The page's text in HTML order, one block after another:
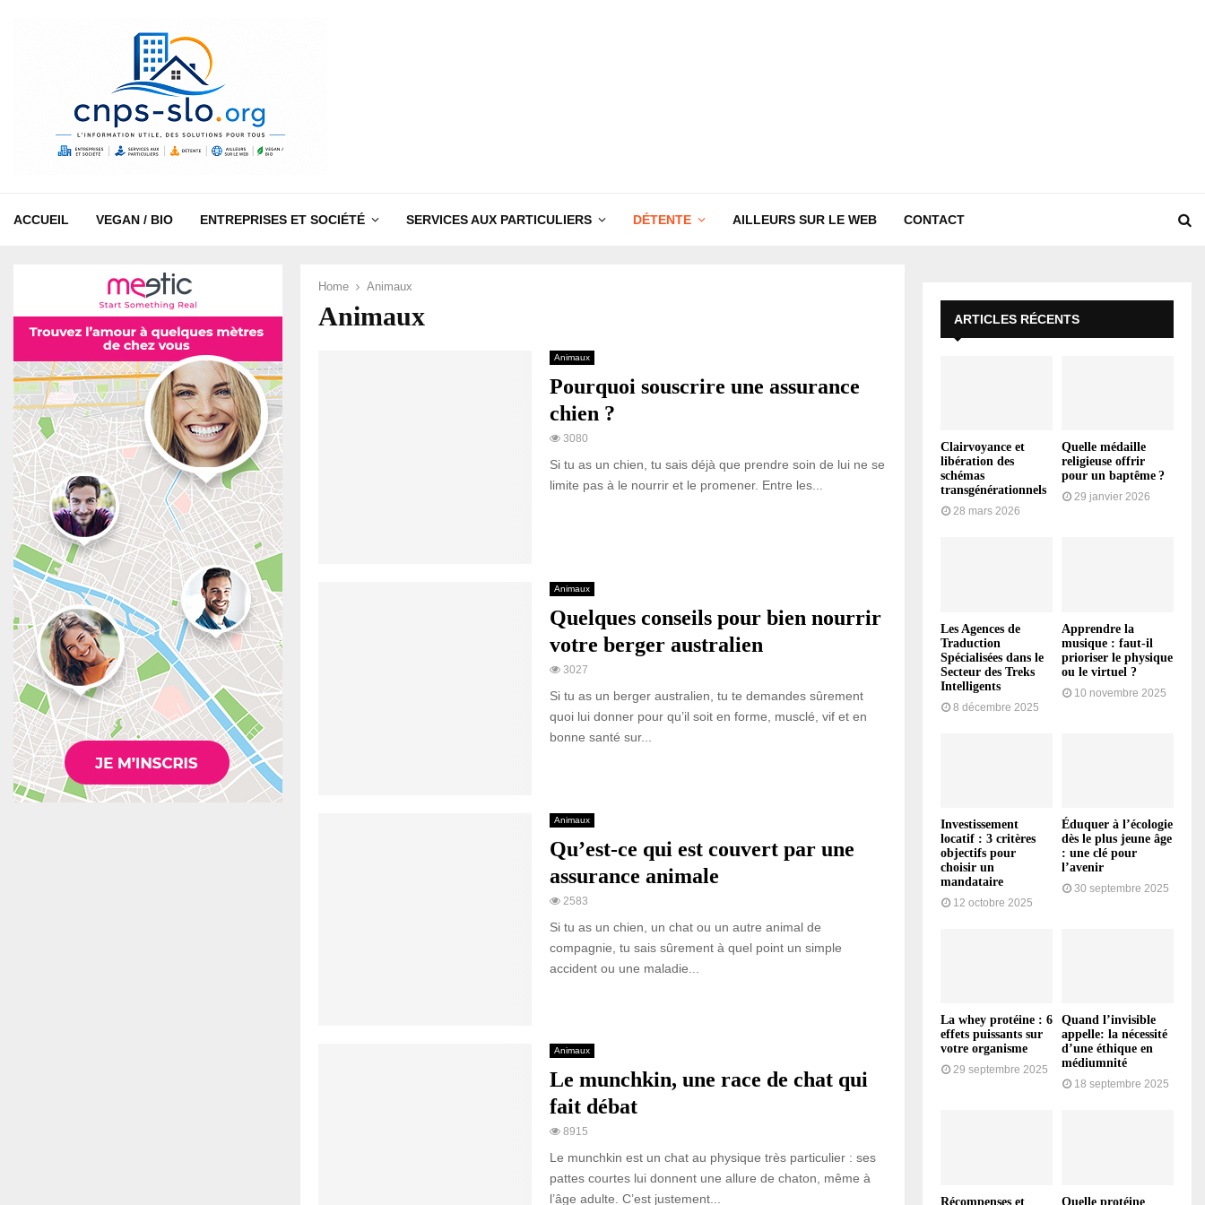
ACCUEIL VEGAN / BIO ENTREPRISES ET SOCIÉTÉ SERVICES AUX PARTICULIERS DÉTENTE AILLEURS SUR LE WEB CONTACT
Home Animaux
Animaux
Animaux
Pourquoi souscrire une assurance
chien ?
3080
Si tu as un chien, tu sais déjà que prendre soin de lui ne se
limite pas à le nourrir et le promener. Entre les...
Animaux
Quelques conseils pour bien nourrir
votre berger australien
3027
Si tu as un berger australien, tu te demandes sûrement
quoi lui donner pour qu’il soit en forme, musclé, vif et en
bonne santé sur...
Animaux
Qu’est-ce qui est couvert par une
assurance animale
2583
Si tu as un chien, un chat ou un autre animal de
compagnie, tu sais sûrement à quel point un simple
accident ou une maladie...
Animaux
Le munchkin, une race de chat qui
fait débat
8915
Le munchkin est un chat au physique très particulier : ses
pattes courtes lui donnent une allure de chaton, même à
l’âge adulte. C’est justement...
ARTICLES RÉCENTS
Clairvoyance et
libération des
schémas
transgénérationnels
28 mars 2026
Quelle médaille
religieuse offrir
pour un baptême ?
29 janvier 2026
Les Agences de
Traduction
Spécialisées dans le
Secteur des Treks
Intelligents
8 décembre 2025
Apprendre la
musique : faut-il
prioriser le physique
ou le virtuel ?
10 novembre 2025
Investissement
locatif : 3 critères
objectifs pour
choisir un
mandataire
12 octobre 2025
Éduquer à l’écologie
dès le plus jeune âge
: une clé pour
l’avenir
30 septembre 2025
La whey protéine : 6
effets puissants sur
votre organisme
29 septembre 2025
Quand l’invisible
appelle: la nécessité
d’une éthique en
médiumnité
18 septembre 2025
Récompenses et Quelle protéine